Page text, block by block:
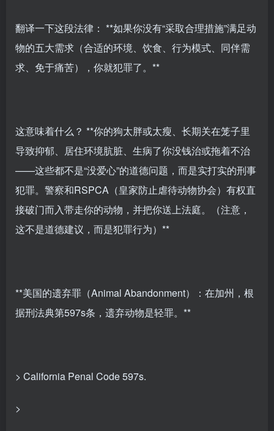
翻译一下这段法律： **如果你没有“采取合理措施”满足动
物的五大需求（合适的环境、饮食、行为模式、同伴需
求、免于痛苦），你就犯罪了。**
这意味着什么？ **你的狗太胖或太瘦、长期关在笼子里
导致抑郁、居住环境肮脏、生病了你没钱治或拖着不治
——这些都不是“没爱心”的道德问题，而是实打实的刑事
犯罪。警察和RSPCA（皇家防止虐待动物协会）有权直
接破门而入带走你的动物，并把你送上法庭。（注意，
这不是道德建议，而是犯罪行为）**
**美国的遗弃罪（Animal Abandonment）：在加州，根
据刑法典第597s条，遗弃动物是轻罪。**
> California Penal Code 597s.
>